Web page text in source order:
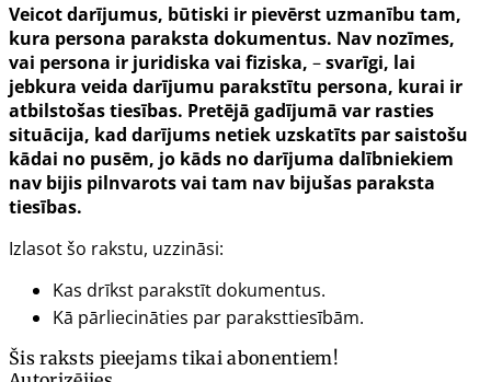
Veicot darījumus, būtiski ir pievērst uzmanību tam,
kura persona paraksta dokumentus. Nav nozīmes,
vai persona ir juridiska vai fiziska, –svarīgi, lai
jebkura veida darījumu parakstītu persona, kurai ir
atbilstošas tiesības. Pretējā gadījumā var rasties
situācija, kad darījums netiek uzskatīts par saistošu
kādai no pusēm, jo kāds no darījuma dalībniekiem
nav bijis pilnvarots vai tam nav bijušas paraksta
tiesības.
Izlasot šo rakstu, uzzināsi:
Kas drīkst parakstīt dokumentus.
Kā pārliecināties par paraksttiesībām.
Šis raksts pieejams tikai abonentiem!